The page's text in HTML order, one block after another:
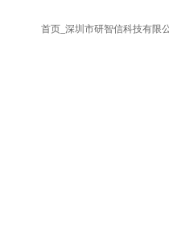
首页_深圳市研智信科技有限